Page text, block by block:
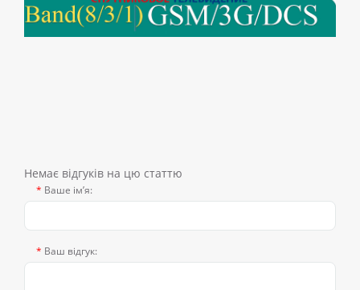
Немає відгуків на цю статтю
Ваше ім’я:
Ваш відгук: